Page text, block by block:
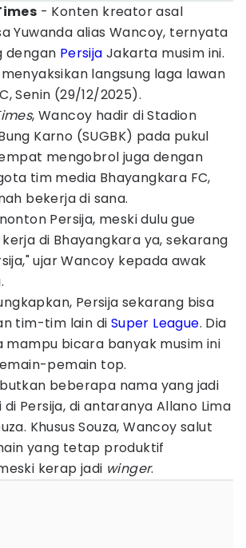
- Konten kreator asal
Yuwanda alias Wancoy, ternyata
dengan Persija Jakarta musim ini.
langsung laga lawan
Senin (29/12/2025).
, Wancoy hadir di Stadion
Karno (SUGBK) pada pukul
mengobrol juga dengan
tim media Bhayangkara FC,
bekerja di sana.
Persija, meski dulu gue
di Bhayangkara ya, sekarang
ujar Wancoy kepada awak
Persija sekarang bisa
tim-tim lain di Super League. Dia
mampu bicara banyak musim ini
pemain top.
beberapa nama yang jadi
Persija, di antaranya Allano Lima
Khusus Souza, Wancoy salut
yang tetap produktif
kerap jadi winger.